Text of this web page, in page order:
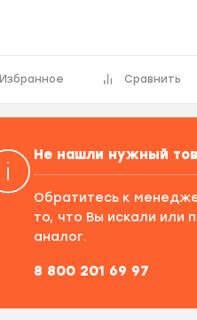
Избранное Сравнить
Не нашли нужный
Обратитесь к
то, что Вы искали или
аналог.
8 800 201 69 97